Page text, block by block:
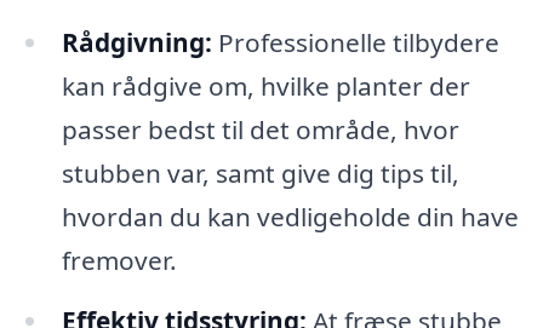
Rådgivning: Professionelle tilbydere
kan rådgive om, hvilke planter der
passer bedst til det område, hvor
stubben var, samt give dig tips til,
hvordan du kan vedligeholde din have
fremover.
Effektiv tidsstyring: At fræse stubbe